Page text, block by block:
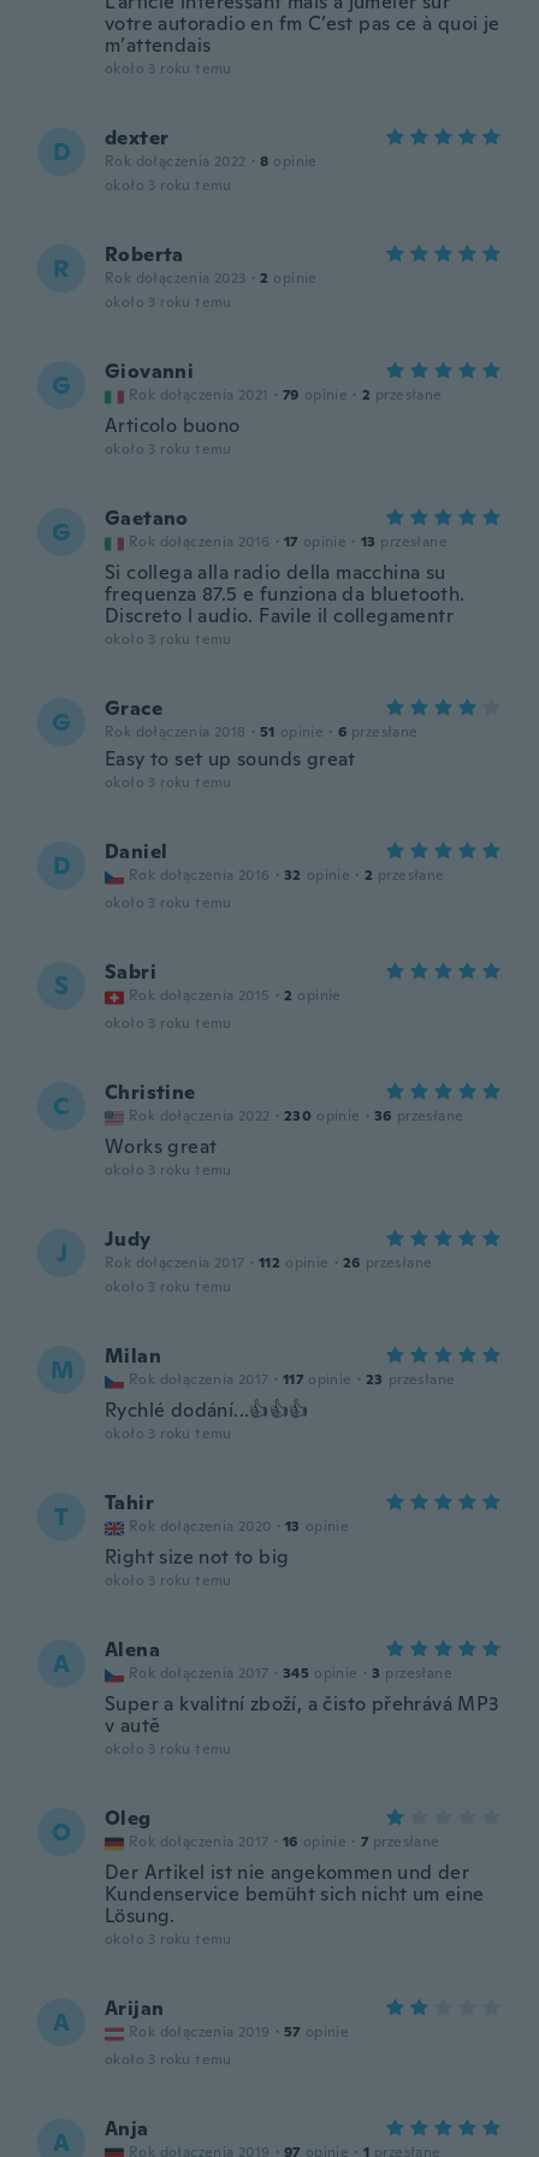
votre autoradio en fm C’est pas ce à quoi je
m’attendais
około 3 roku temu
D dexter
Rok dołączenia 2022 · 8 opinie
około 3 roku temu
R Roberta
Rok dołączenia 2023 · 2 opinie
około 3 roku temu
G Giovanni
Rok dołączenia 2021 · 79 opinie · 2 przesłane
Articolo buono
około 3 roku temu
G Gaetano
Rok dołączenia 2016 · 17 opinie · 13 przesłane
Si collega alla radio della macchina su
frequenza 87.5 e funziona da bluetooth.
Discreto l audio. Favile il collegamentr
około 3 roku temu
G Grace
Rok dołączenia 2018 · 51 opinie · 6 przesłane
Easy to set up sounds great
około 3 roku temu
D Daniel
Rok dołączenia 2016 · 32 opinie · 2 przesłane
około 3 roku temu
S Sabri
Rok dołączenia 2015 · 2 opinie
około 3 roku temu
C Christine
Rok dołączenia 2022 · 230 opinie · 36 przesłane
Works great
około 3 roku temu
J Judy
Rok dołączenia 2017 · 112 opinie · 26 przesłane
około 3 roku temu
M Milan
Rok dołączenia 2017 · 117 opinie · 23 przesłane
Rychlé dodání...👍👍👍
około 3 roku temu
T Tahir
Rok dołączenia 2020 · 13 opinie
Right size not to big
około 3 roku temu
A Alena
Rok dołączenia 2017 · 345 opinie · 3 przesłane
Super a kvalitní zboží, a čisto přehrává MP3
v autě
około 3 roku temu
O Oleg
Rok dołączenia 2017 · 16 opinie · 7 przesłane
Der Artikel ist nie angekommen und der
Kundenservice bemüht sich nicht um eine
Lösung.
około 3 roku temu
A Arijan
Rok dołączenia 2019 · 57 opinie
około 3 roku temu
A Anja
Rok dołączenia 2019 · 97 opinie · 1 przesłane